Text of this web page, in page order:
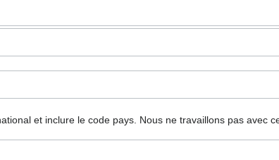
et inclure le code pays. Nous ne travaillons pas avec